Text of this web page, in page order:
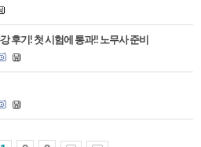
후기! 첫 시험에 통과!! 노무사 준비